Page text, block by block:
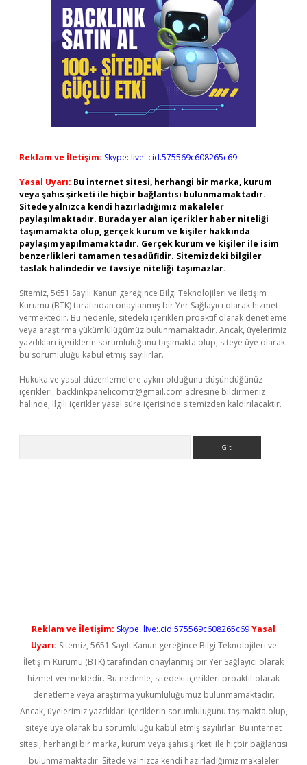
Reklam ve İletişim: Skype: live:.cid.575569c608265c69
Yasal Uyarı: Bu internet sitesi, herhangi bir marka, kurum
veya şahıs şirketi ile hiçbir bağlantısı bulunmamaktadır.
Sitede yalnızca kendi hazırladığımız makaleler
paylaşılmaktadır. Burada yer alan içerikler haber niteliği
taşımamakta olup, gerçek kurum ve kişiler hakkında
paylaşım yapılmamaktadır. Gerçek kurum ve kişiler ile isim
benzerlikleri tamamen tesadüfidir. Sitemizdeki bilgiler
taslak halindedir ve tavsiye niteliği taşımazlar.
Sitemiz, 5651 Sayılı Kanun gereğince Bilgi Teknolojileri ve İletişim
Kurumu (BTK) tarafından onaylanmış bir Yer Sağlayıcı olarak hizmet
vermektedir. Bu nedenle, sitedeki içerikleri proaktif olarak denetleme
veya araştırma yükümlülüğümüz bulunmamaktadır. Ancak, üyelerimiz
yazdıkları içeriklerin sorumluluğunu taşımakta olup, siteye üye olarak
bu sorumluluğu kabul etmiş sayılırlar.
Hukuka ve yasal düzenlemelere aykırı olduğunu düşündüğünüz
içerikleri, backlinkpanelicomtr@gmail.com adresine bildirmeniz
halinde, ilgili içerikler yasal süre içerisinde sitemizden kaldırılacaktır.
Reklam ve İletişim: Skype: live:.cid.575569c608265c69Yasal
Uyarı: Sitemiz, 5651 Sayılı Kanun gereğince Bilgi Teknolojileri ve
İletişim Kurumu (BTK) tarafından onaylanmış bir Yer Sağlayıcı olarak
hizmet vermektedir. Bu nedenle, sitedeki içerikleri proaktif olarak
denetleme veya araştırma yükümlülüğümüz bulunmamaktadır.
Ancak, üyelerimiz yazdıkları içeriklerin sorumluluğunu taşımakta olup,
siteye üye olarak bu sorumluluğu kabul etmiş sayılırlar. Bu internet
sitesi, herhangi bir marka, kurum veya şahıs şirketi ile hiçbir bağlantısı
bulunmamaktadır. Sitede yalnızca kendi hazırladığımız makaleler